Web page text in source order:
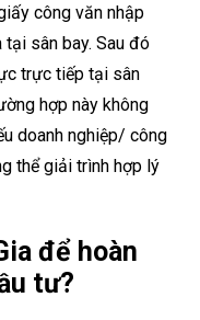
công văn nhập
sân bay. Sau đó
trực tiếp tại sân
hợp này không
doanh nghiệp/ công
thể giải trình hợp lý
để hoàn
tư?